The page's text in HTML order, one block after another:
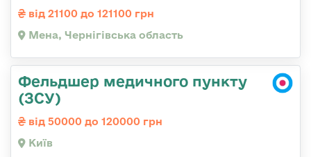
від 21100 до 121100 грн
Мена, Чернігівська область
Фельдшер медичного пункту
(ЗСУ)
від 50000 до 120000 грн
Київ